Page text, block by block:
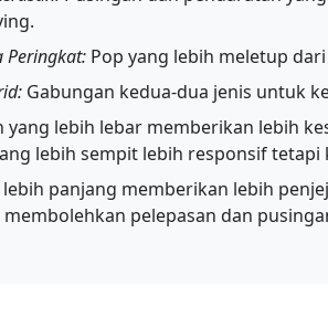
Peringkat: Pop yang lebih meletup
Gabungan kedua-dua jenis untuk
yang lebih lebar memberikan lebih
lebih sempit lebih responsif tetapi
lebih panjang memberikan lebih
pelepasan dan